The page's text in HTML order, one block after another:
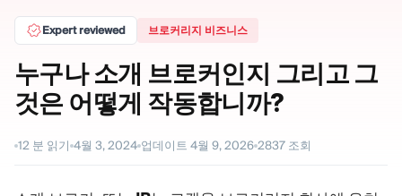
Expert reviewed 브로커리지 비즈니스
누구나 소개 브로커인지 그리고 그
것은 어떻게 작동합니까?
12 분 읽기 4월 3, 2024 업데이트 4월 9, 2026 2837 조회
한국어
턴키 솔루션
Forex / CFD
바이너리 옵션
거래소 및 청산